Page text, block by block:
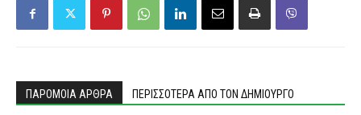
ΠΑΡΟΜΟΙΑ ΑΡΘΡΑ ΠΕΡΙΣΣΟΤΕΡΑ ΑΠΟ ΤΟΝ ΔΗΜΙΟΥΡΓΟ